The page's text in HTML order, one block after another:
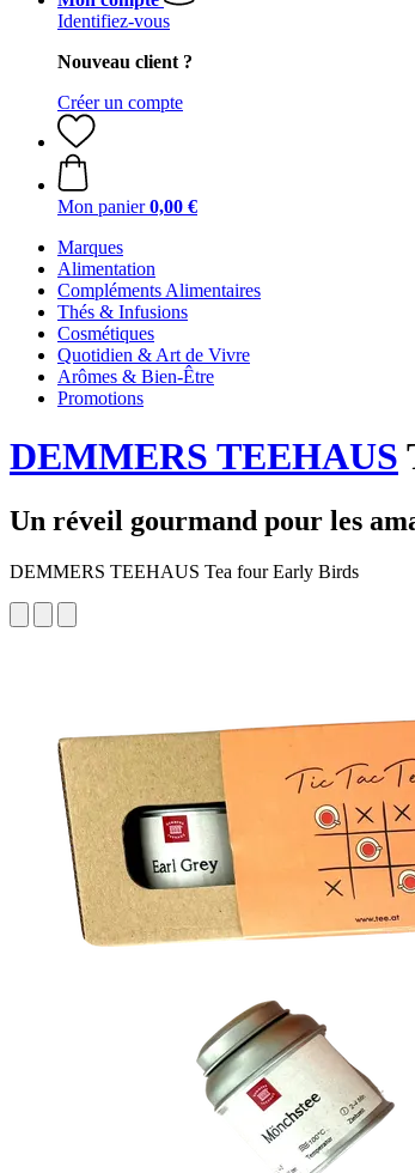
Identifiez-vous
Nouveau client ?
Créer un compte
Mon panier 0,00 €
Marques
Alimentation
Compléments Alimentaires
Thés & Infusions
Cosmétiques
Quotidien & Art de Vivre
Arômes & Bien-Être
Promotions
DEMMERS TEEHAUS
Un réveil gourmand pour les
DEMMERS TEEHAUS Tea four Early Birds